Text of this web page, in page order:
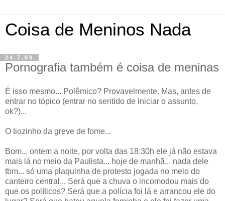
Coisa de Meninos Nada
24.7.09
Pornografia também é coisa de meninas
É isso mesmo... Polêmico? Provavelmente. Mas, antes de
entrar no tópico (entrar no sentido de iniciar o assunto,
ok?)...
O tiozinho da greve de fome...
Bom... ontem a noite, por volta das 18:30h ele já não estava
mais lá no meio da Paulista... hoje de manhã... nada dele
tbm... só uma plaquinha de protesto jogada no meio do
canteiro central... Será que a chuva o incomodou mais do
que os políticos? Será que a polícia foi lá e arrancou ele do